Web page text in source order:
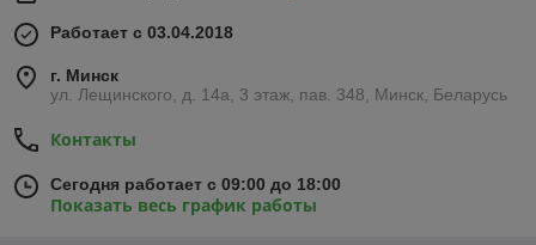
Работает с 03.04.2018
г. Минск
ул. Лещинского, д. 14а, 3 этаж, пав. 348, Минск, Беларусь
Контакты
Сегодня работает с 09:00 до 18:00
Показать весь график работы